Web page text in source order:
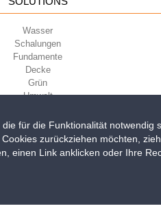
Wasser
Schalungen
Fundamente
Decke
Grün
Umwelt
Libertà, 6/8 - 35010 Grantorto
für die Funktionalität
zurückziehen möchten,
einen Link anklicken oder Ihre